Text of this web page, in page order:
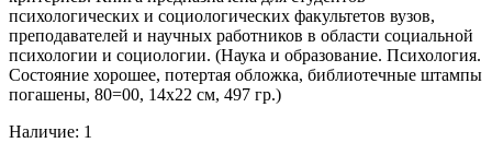
психологических и социологических факультетов вузов,
преподавателей и научных работников в области социальной
психологии и социологии. (Наука и образование. Психология.
Состояние хорошее, потертая обложка, библиотечные штампы
погашены, 80=00, 14х22 см, 497 гр.)
Наличие: 1